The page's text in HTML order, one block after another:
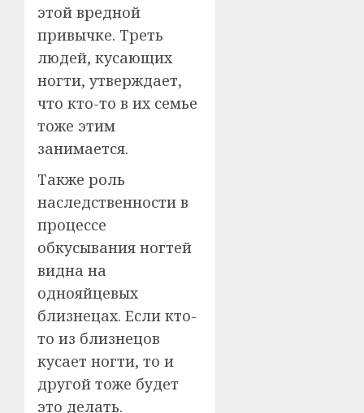
этой вредной
привычке. Треть
людей, кусающих
ногти, утверждает,
что кто-то в их семье
тоже этим
занимается.
Также роль
наследственности в
процессе
обкусывания ногтей
видна на
однояйцевых
близнецах. Если кто-
то из близнецов
кусает ногти, то и
другой тоже будет
это делать.